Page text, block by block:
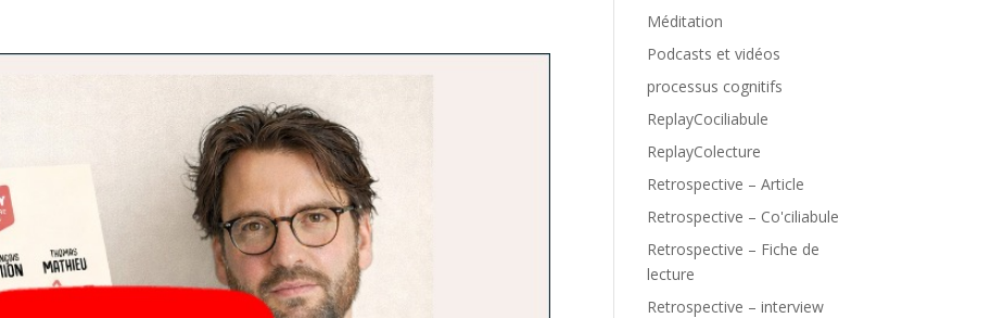
Méditation
Podcasts et vidéos
processus cognitifs
ReplayCociliabule
ReplayColecture
Retrospective – Article
Retrospective – Co'ciliabule
Retrospective – Fiche de
lecture
Retrospective – interview